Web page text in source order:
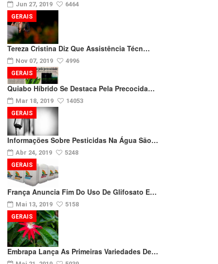
Jun 27, 2019 6464
Tereza Cristina Diz Que Assistência Técn…
Nov 07, 2019 4996
GERAIS
Quiabo Híbrido Se Destaca Pela Precocida…
Mar 18, 2019 14053
GERAIS
Informações Sobre Pesticidas Na Água São…
Abr 24, 2019 5248
GERAIS
França Anuncia Fim Do Uso De Glifosato E…
Mai 13, 2019 5158
GERAIS
Embrapa Lança As Primeiras Variedades De…
GERAIS